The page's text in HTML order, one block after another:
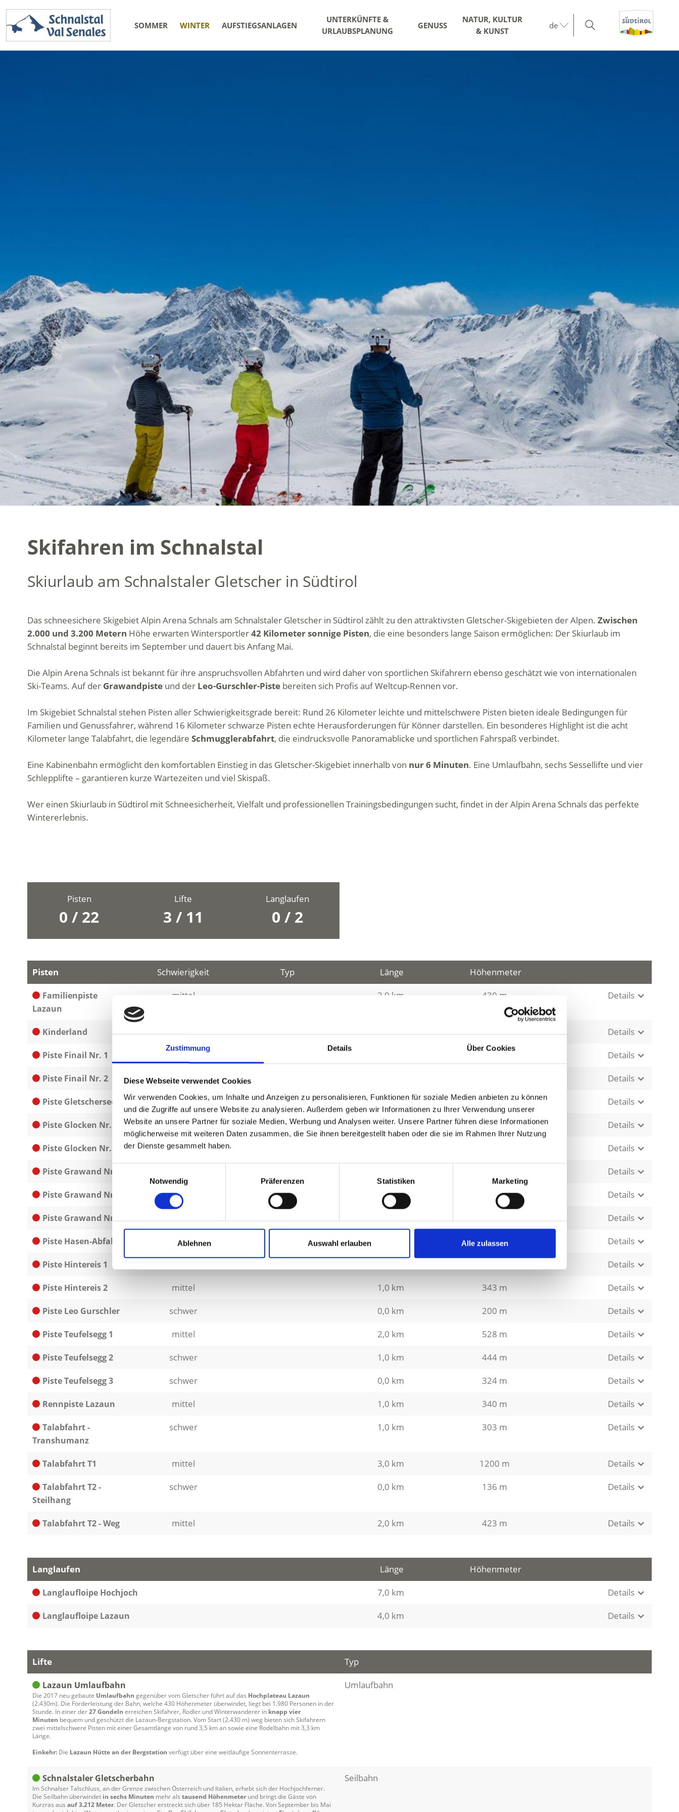
Zustimmung Details Über Cookies
Diese Webseite verwendet Cookies
Wir verwenden Cookies, um Inhalte und Anzeigen zu personalisieren, Funktionen für soziale Medien anbieten zu können
und die Zugriffe auf unsere Website zu analysieren. Außerdem geben wir Informationen zu Ihrer Verwendung unserer
Website an unsere Partner für soziale Medien, Werbung und Analysen weiter. Unsere Partner führen diese Informationen
möglicherweise mit weiteren Daten zusammen, die Sie ihnen bereitgestellt haben oder die sie im Rahmen Ihrer Nutzung
der Dienste gesammelt haben.
Einwilligungsauswahl
Notwendig
Präferenzen Statistiken Marketing
Ablehnen Auswahl erlauben Alle zulassen
SOMMER WINTER AUFSTIEGSANLAGEN
UNTERKÜNFTE &
URLAUBSPLANUNG
GENUSS
NATUR, KULTUR
& KUNST
de
Skifahren im Schnalstal
Skiurlaub am Schnalstaler Gletscher in Südtirol
Das schneesichere Skigebiet Alpin Arena Schnals am Schnalstaler Gletscher in Südtirol zählt zu den attraktivsten Gletscher-Skigebieten der Alpen. Zwischen
2.000 und 3.200 Metern Höhe erwarten Wintersportler42 Kilometer sonnige Pisten, die eine besonders lange Saison ermöglichen: Der Skiurlaub im
Schnalstal beginnt bereits im September und dauert bis Anfang Mai.
Die Alpin Arena Schnals ist bekannt für ihre anspruchsvollen Abfahrten und wird daher von sportlichen Skifahrern ebenso geschätzt wie von internationalen
Ski-Teams. Auf der Grawandpisteund der Leo-Gurschler-Pistebereiten sich Profis auf Weltcup-Rennen vor.
Im Skigebiet Schnalstal stehen Pisten aller Schwierigkeitsgrade bereit: Rund 26 Kilometer leichte und mittelschwere Pisten bieten ideale Bedingungen für
Familien und Genussfahrer, während 16 Kilometer schwarze Pisten echte Herausforderungen für Könner darstellen. Ein besonderes Highlight ist die acht
Kilometer lange Talabfahrt, die legendäre Schmugglerabfahrt, die eindrucksvolle Panoramablicke und sportlichen Fahrspaß verbindet.
Eine Kabinenbahn ermöglicht den komfortablen Einstieg in das Gletscher-Skigebiet innerhalb von nur 6 Minuten. Eine Umlaufbahn, sechs Sessellifte und vier
Schlepplifte – garantieren kurze Wartezeiten und viel Skispaß.
Wer einen Skiurlaub in Südtirol mit Schneesicherheit, Vielfalt und professionellen Trainingsbedingungen sucht, findet in der Alpin Arena Schnals das perfekte
Wintererlebnis.
Pisten
0 / 22
Lifte
3 / 11
Langlaufen
0 / 2
Pisten Schwierigkeit Typ Länge Höhenmeter
Familienpiste
Lazaun
mittel 2,0 km 430 m Details
Kinderland leicht Details
Piste Finail Nr. 1 leicht 210 m Details
Piste Finail Nr. 2 leicht Details
Piste Gletschersee 1 leicht 1,0 km 236 m Details
Piste Glocken Nr. 1 leicht 0,0 km 68 m Details
Piste Glocken Nr. 2 leicht Details
Piste Grawand Nr. 1 Details
Piste Grawand Nr. 2 mittel 0,0 km 200 m Details
Piste Grawand Nr. 3 leicht 0,0 km 200 m Details
Piste Hasen-Abfahrt leicht 127 m Details
Piste Hintereis 1 Details
Piste Hintereis 2 mittel 1,0 km 343 m Details
Piste Leo Gurschler schwer 0,0 km 200 m Details
Piste Teufelsegg 1 mittel 2,0 km 528 m Details
Piste Teufelsegg 2 schwer 1,0 km 444 m Details
Piste Teufelsegg 3 schwer 0,0 km 324 m Details
Rennpiste Lazaun mittel 1,0 km 340 m Details
Talabfahrt -
Transhumanz
schwer 1,0 km 303 m Details
Talabfahrt T1 mittel 3,0 km 1200 m Details
Talabfahrt T2 -
Steilhang
schwer 0,0 km 136 m Details
Talabfahrt T2 - Weg mittel 2,0 km 423 m Details
Langlaufen Länge Höhenmeter
Langlaufloipe Hochjoch 7,0 km Details
Langlaufloipe Lazaun 4,0 km Details
Lifte Typ
Lazaun Umlaufbahn
Die 2017 neu gebaute Umlaufbahn gegenüber vom Gletscher führt auf das Hochplateau Lazaun
(2.430m). Die Förderleistung der Bahn, welche 430 Höhenmeter überwindet, liegt bei 1.980 Personen in der
Stunde. In einer der27 Gondeln erreichen Skifahrer, Rodler und Winterwanderer in knapp vier
Minuten bequem und geschützt die Lazaun-Bergstation. Vom Start (2.430 m) weg bieten sich Skifahrern
zwei mittelschwere Pisten mit einer Gesamtlänge von rund 3,5 km an sowie eine Rodelbahn mit 3,3 km
Länge.
Einkehr:Die Lazaun Hütte an der Bergstation verfügt über eine weitläufige Sonnenterrasse.
Umlaufbahn
Schnalstaler Gletscherbahn
Im Schnalser Talschluss, an der Grenze zwischen Österreich und Italien, erhebt sich der Hochjochferner.
Die Seilbahn überwindet in sechs Minuten mehr als tausend Höhenmeterund bringt die Gäste von
Kurzras aus auf3.212 Meter. Der Gletscher erstreckt sich über 185 Hektar Fläche. Von September bis Mai
Seilbahn